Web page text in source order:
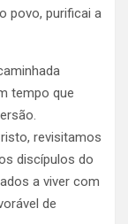
povo, purificai a
tempo que
revisitamos
discípulos do
a viver com
de